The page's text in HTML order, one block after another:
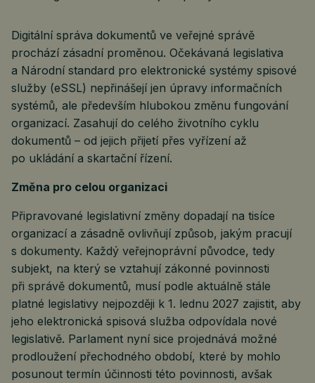
Digitální správa dokumentů ve veřejné správě
prochází zásadní proměnou. Očekávaná legislativa
a Národní standard pro elektronické systémy spisové
služby (eSSL) nepřinášejí jen úpravy informačních
systémů, ale především hlubokou změnu fungování
organizací. Zasahují do celého životního cyklu
dokumentů – od jejich přijetí přes vyřízení až
po ukládání a skartační řízení.
Změna pro celou organizaci
Připravované legislativní změny dopadají na tisíce
organizací a zásadně ovlivňují způsob, jakým pracují
s dokumenty. Každý veřejnoprávní původce, tedy
subjekt, na který se vztahují zákonné povinnosti
při správě dokumentů, musí podle aktuálně stále
platné legislativy nejpozději k 1. lednu 2027 zajistit, aby
jeho elektronická spisová služba odpovídala nové
legislativě. Parlament nyní sice projednává možné
prodloužení přechodného období, které by mohlo
posunout termín účinnosti této povinnosti, avšak